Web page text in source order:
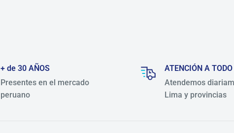
+ de 30 AÑOS
Presentes en el mercado
peruano
ATENCIÓN A TODO
Atendemos
Lima y provincias